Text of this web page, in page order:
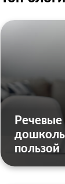
пользой